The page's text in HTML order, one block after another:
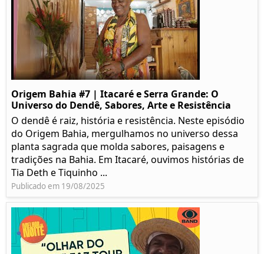
Origem Bahia #7 | Itacaré e Serra Grande: O
Universo do Dendê, Sabores, Arte e Resistência
O dendê é raiz, história e resistência. Neste episódio
do Origem Bahia, mergulhamos no universo dessa
planta sagrada que molda sabores, paisagens e
tradições na Bahia. Em Itacaré, ouvimos histórias de
Tia Deth e Tiquinho ...
Publicado em 19/08/2025